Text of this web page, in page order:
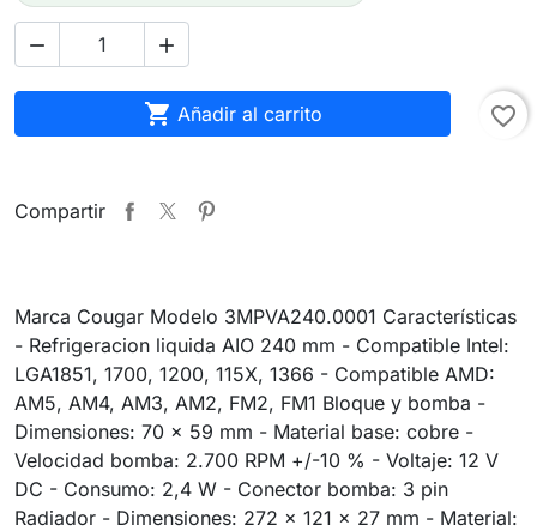
 
 Añadir al carrito favorite_border
Compartir
Marca Cougar Modelo 3MPVA240.0001 Características
- Refrigeracion liquida AIO 240 mm - Compatible Intel:
LGA1851, 1700, 1200, 115X, 1366 - Compatible AMD:
AM5, AM4, AM3, AM2, FM2, FM1 Bloque y bomba -
Dimensiones: 70 x 59 mm - Material base: cobre -
Velocidad bomba: 2.700 RPM +/-10 % - Voltaje: 12 V
DC - Consumo: 2,4 W - Conector bomba: 3 pin
Radiador - Dimensiones: 272 x 121 x 27 mm - Material: